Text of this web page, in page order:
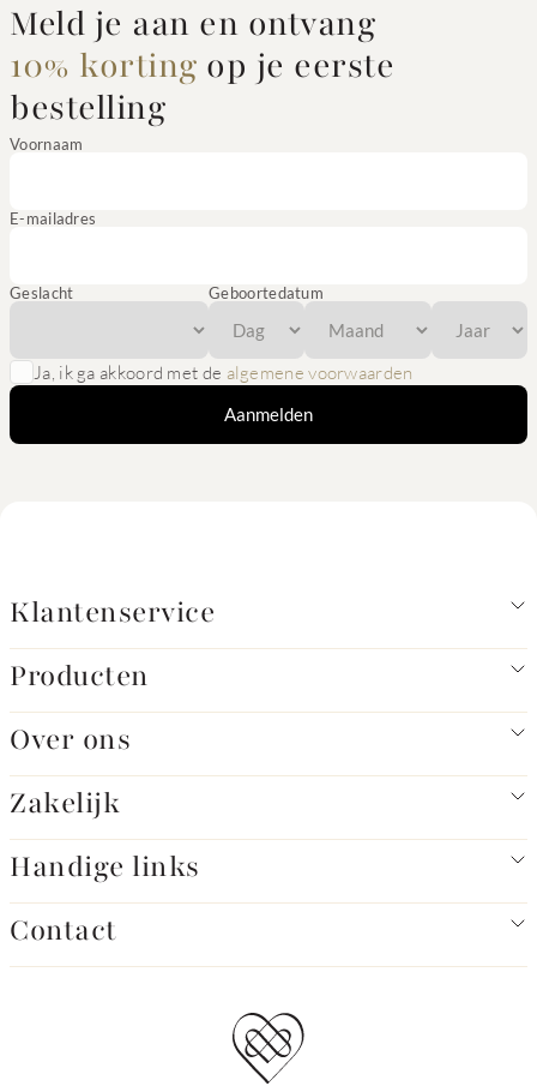
Meld je aan en ontvang
10% korting op je eerste
bestelling
Voornaam
E-mailadres
Geslacht Geboortedatum
Ja, ik ga akkoord met de algemene voorwaarden
Aanmelden
Klantenservice
Producten
Over ons
Zakelijk
Handige links
Contact